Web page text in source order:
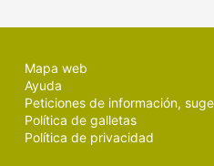
Mapa web
Ayuda
Peticiones de información,
Política de galletas
Política de privacidad